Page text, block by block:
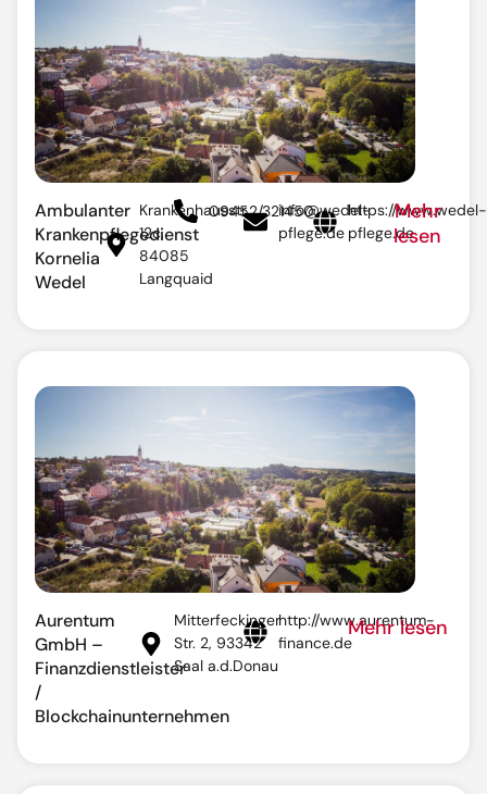
Ambulanter
Krankenpflegedienst
Kornelia
Wedel
Krankenhausstr.
12c,
84085
Langquaid
09452/321450info@wedel-
pflege.de
https://www.wedel-
pflege.de
Mehr
lesen
Aurentum
GmbH –
Finanzdienstleister
/
Blockchainunternehmen
Mitterfeckinger
Str. 2, 93342
Saal a.d.Donau
http://www.aurentum-
finance.de
Mehr lesen